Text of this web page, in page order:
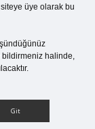
üye olarak bu
bildirmeniz halinde,